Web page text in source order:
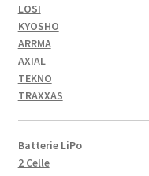
LOSI
KYOSHO
ARRMA
AXIAL
TEKNO
TRAXXAS
Batterie LiPo
2 Celle